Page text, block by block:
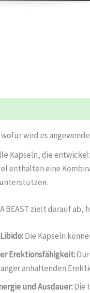
wofür wird es
Kapseln, die
enthalten eine
BEAST zielt darauf
Die Kapseln
Erektionsfähigkeit:
anhaltenden
und Ausdauer:Die